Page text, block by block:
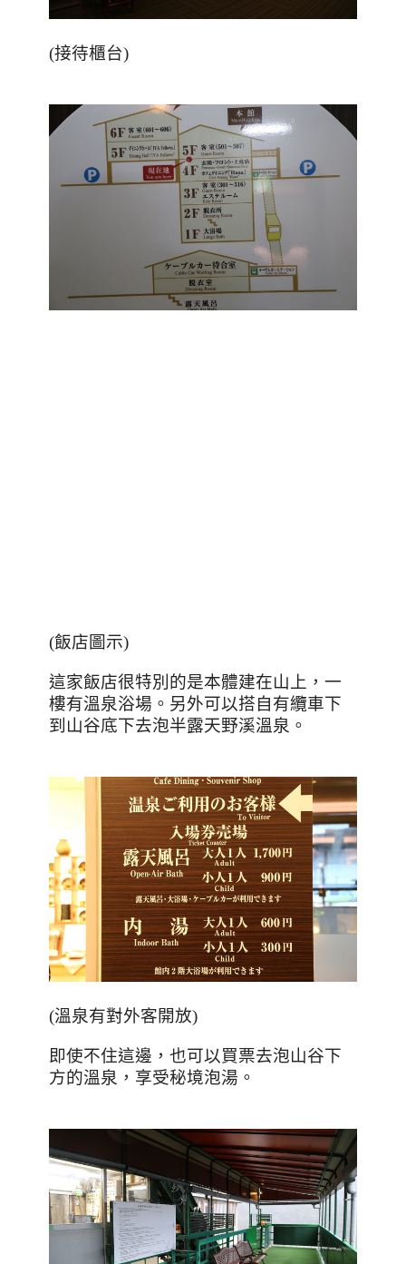
(接待櫃台)
(飯店圖示)
這家飯店很特別的是本體建在山上，一
樓有溫泉浴場。另外可以搭自有纜車下
到山谷底下去泡半露天野溪溫泉。
(溫泉有對外客開放)
即使不住這邊，也可以買票去泡山谷下
方的溫泉，享受秘境泡湯。